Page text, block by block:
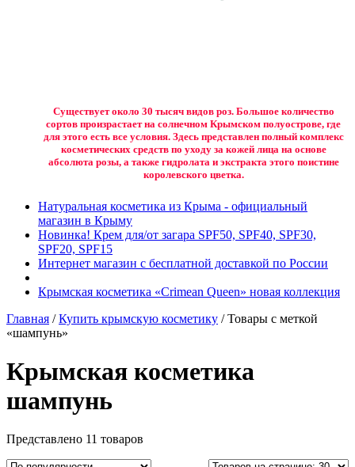
Существует около 30 тысяч видов роз. Большое количество
сортов произрастает на солнечном Крымском полуострове, где
для этого есть все условия. Здесь представлен полный комплекс
косметических средств по уходу за кожей лица на основе
абсолюта розы, а также гидролата и экстракта этого поистине
королевского цветка.
Натуральная косметика из Крыма - официальный
магазин в Крыму
Новинка! Крем для/от загара SPF50, SPF40, SPF30,
SPF20, SPF15
Интернет магазин с бесплатной доставкой по России
Крымская косметика «Crimean Queen» новая коллекция
Главная /Купить крымскую косметику / Товары с меткой
«шампунь»
Крымская косметика
шампунь
Представлено 11 товаров